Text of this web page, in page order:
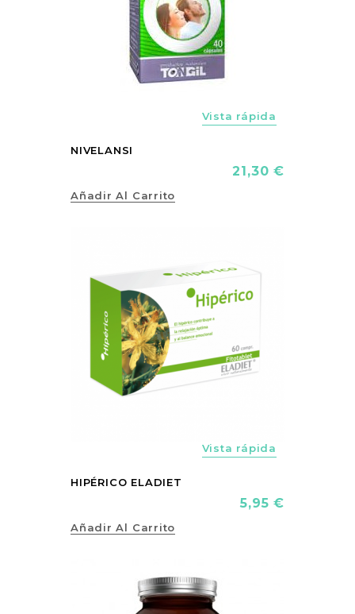
Vista rápida
NIVELANSI
Precio
21,30 €
Añadir Al Carrito
Vista rápida
HIPÉRICO ELADIET
Precio
5,95 €
Añadir Al Carrito